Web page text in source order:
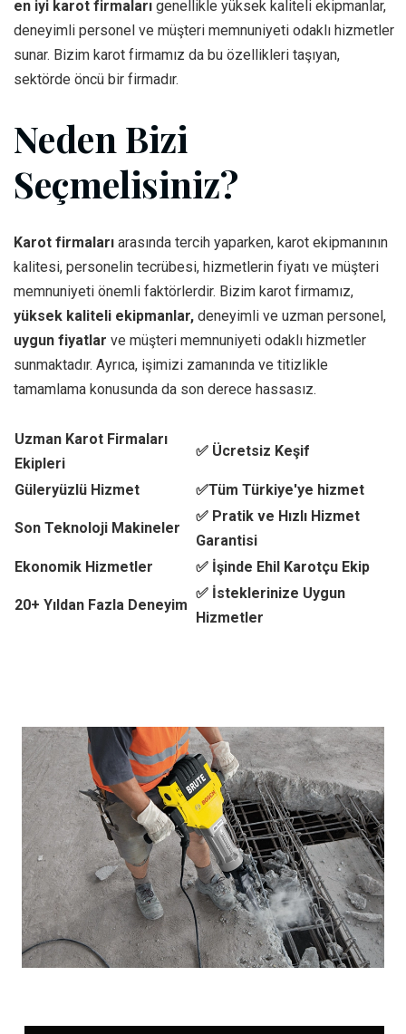
en iyi karot firmaları genellikle yüksek kaliteli ekipmanlar,
deneyimli personel ve müşteri memnuniyeti odaklı hizmetler
sunar. Bizim karot firmamız da bu özellikleri taşıyan,
sektörde öncü bir firmadır.
Neden Bizi
Seçmelisiniz?
Karot firmaları arasında tercih yaparken, karot ekipmanının
kalitesi, personelin tecrübesi, hizmetlerin fiyatı ve müşteri
memnuniyeti önemli faktörlerdir. Bizim karot firmamız,
yüksek kaliteli ekipmanlar, deneyimli ve uzman personel,
uygun fiyatlar ve müşteri memnuniyeti odaklı hizmetler
sunmaktadır. Ayrıca, işimizi zamanında ve titizlikle
tamamlama konusunda da son derece hassasız.
Uzman Karot Firmaları
Ekipleri
✅ Ücretsiz Keşif
Güleryüzlü Hizmet ✅Tüm Türkiye'ye hizmet
Son Teknoloji Makineler
✅ Pratik ve Hızlı Hizmet
Garantisi
Ekonomik Hizmetler
✅ İşinde Ehil Karotçu Ekip
20+ Yıldan Fazla Deneyim
✅ İsteklerinize Uygun
Hizmetler